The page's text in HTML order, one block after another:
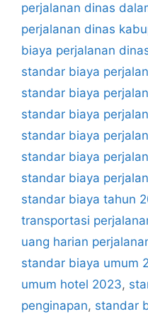
perjalanan dinas
perjalanan dinas
biaya perjalanan
standar biaya
standar biaya
standar biaya
standar biaya
standar biaya
standar biaya
standar biaya tahun
transportasi
uang harian
standar biaya umum
umum hotel 2023,
penginapan, standar